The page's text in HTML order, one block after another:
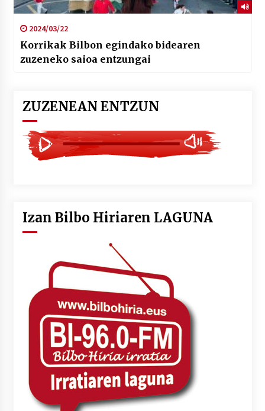
2024/03/22
Korrikak Bilbon egindako bidearen
zuzeneko saioa entzungai
ZUZENEAN ENTZUN
Izan Bilbo Hiriaren LAGUNA